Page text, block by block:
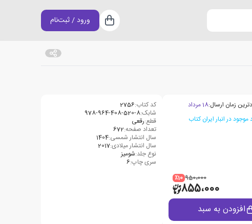
سبد خرید
ورود / ثبت‌نام
زمان ارسال:18 مرداد
950،000 ٪10
855،000
افزودن به سبد
کد کتاب:2756
شابک:978-964-408-520-8‬
قطع:رقعی
تعداد صفحه:672
سال انتشار شمسی:1404
سال انتشار میلادی:2017
نوع جلد:شومیز
سری چاپ:6